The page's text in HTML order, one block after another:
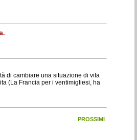
di cambiare una situazione di vita
(La Francia per i ventimigliesi, ha
PROSSIMI